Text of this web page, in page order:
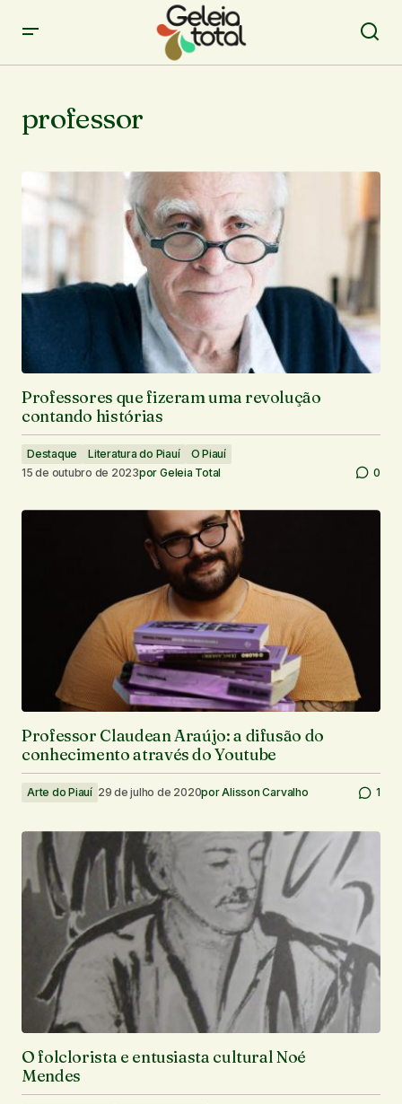
professor
Professores que fizeram uma revolução
contando histórias
Destaque Literatura do Piauí
O Piauí
15 de outubro de 2023por Geleia Total 0
Professor Claudean Araújo: a difusão do
conhecimento através do Youtube
Arte do Piauí 29 de julho de 2020porAlisson Carvalho 1
O folclorista e entusiasta cultural Noé
Mendes